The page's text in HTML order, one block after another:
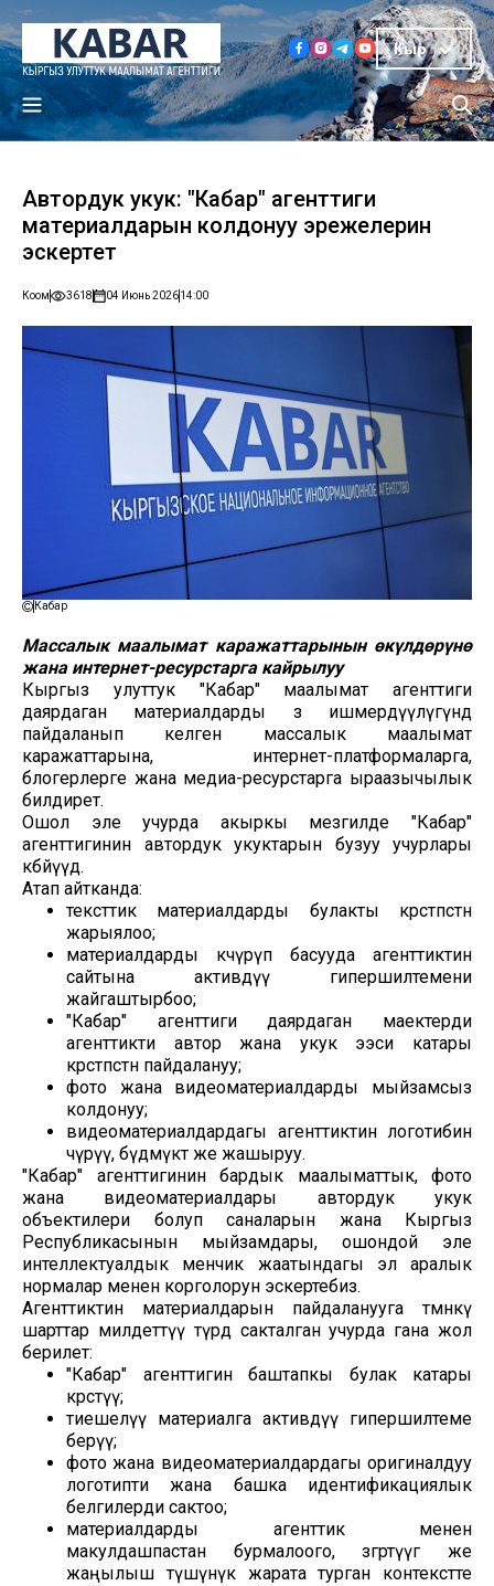
Кыр
Автордук укук: "Кабар" агенттиги
материалдарын колдонуу эрежелерин
эскертет
Коом 3618 04 Июнь 202614:00
Кабар
Массалык маалымат каражаттарынын өкүлдөрүнө
жана интернет-ресурстарга кайрылуу
Кыргыз улуттук "Кабар" маалымат агенттиги
даярдаган материалдарды өз ишмердүүлүгүндө
пайдаланып келген массалык маалымат
каражаттарына, интернет-платформаларга,
блогерлерге жана медиа-ресурстарга ыраазычылык
билдирет.
Ошол эле учурда акыркы мезгилде "Кабар"
агенттигинин автордук укуктарын бузуу учурлары
көбөйүүдө.
Атап айтканда:
тексттик материалдарды булакты көрсөтпөстөн
жарыялоо;
материалдарды көчүрүп басууда агенттиктин
сайтына активдүү гипершилтемени
жайгаштырбоо;
"Кабар" агенттиги даярдаган маектерди
агенттикти автор жана укук ээси катары
көрсөтпөстөн пайдалануу;
фото жана видеоматериалдарды мыйзамсыз
колдонуу;
видеоматериалдардагы агенттиктин логотибин
өчүрүү, бүдөмүктөө же жашыруу.
"Кабар" агенттигинин бардык маалыматтык, фото
жана видеоматериалдары автордук укук
объектилери болуп саналарын жана Кыргыз
Республикасынын мыйзамдары, ошондой эле
интеллектуалдык менчик жаатындагы эл аралык
нормалар менен корголорун эскертебиз.
Агенттиктин материалдарын пайдаланууга төмөнкү
шарттар милдеттүү түрдө сакталган учурда гана жол
берилет:
"Кабар" агенттигин баштапкы булак катары
көрсөтүү;
тиешелүү материалга активдүү гипершилтеме
берүү;
фото жана видеоматериалдардагы оригиналдуу
логотипти жана башка идентификациялык
белгилерди сактоо;
материалдарды агенттик менен
макулдашпастан бурмалоого, өзгөртүүгө же
жаңылыш түшүнүк жарата турган контекстте